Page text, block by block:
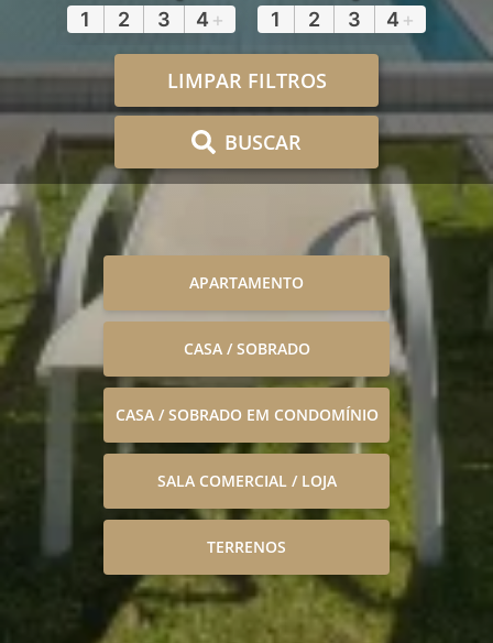
1 2 3 4 + 1 2 3 4 +
LIMPAR FILTROS
BUSCAR
APARTAMENTO
CASA / SOBRADO
CASA / SOBRADO EM CONDOMÍNIO
SALA COMERCIAL / LOJA
TERRENOS